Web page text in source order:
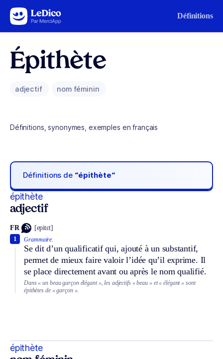
Aller au contenu Définitions
Épithète
adjectif nom féminin
Définitions, synonymes, exemples en français
Définitions de “épithète“
épithète
adjectif
FR [epitɛt]
Grammaire.
Se dit d’un qualificatif qui, ajouté à un substantif,
permet de mieux faire valoir l’idée qu’il exprime. Il
se place directement avant ou après le nom qualifié.
1
Dans « un beau garçon élégant », les adjectifs « beau » et « élégant » sont
épithètes de « garçon ».
épithète